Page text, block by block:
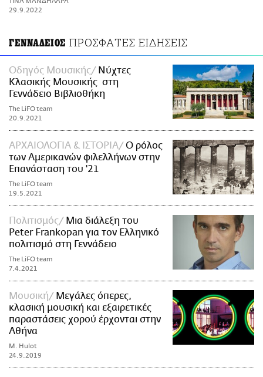
ΑΜΠΑ
29.9.2022
ΓΕΝΝΑΔΕΙΟΣ ΠΡΟΣΦΑΤΕΣ ΕΙΔΗΣΕΙΣ
Οδηγός Μουσικής
Νύχτες
Κλασικής Μουσικής στη
Γεννάδειο Βιβλιοθήκη
The LiFO team
20.9.2021
ΑΡΧΑΙΟΛΟΓΙΑ & ΙΣΤΟΡΙΑ
Ο ρόλος
των Αμερικανών φιλελλήνων στην
Επανάσταση του '21
The LiFO team
19.5.2021
Πολιτισμός
Μια διάλεξη του
Peter Frankopan για τον Ελληνικό
πολιτισμό στη Γεννάδειο
The LiFO team
7.4.2021
Μουσική
Μεγάλες όπερες,
κλασική μουσική και εξαιρετικές
παραστάσεις χορού έρχονται στην
Αθήνα
M. Hulot
24.9.2019